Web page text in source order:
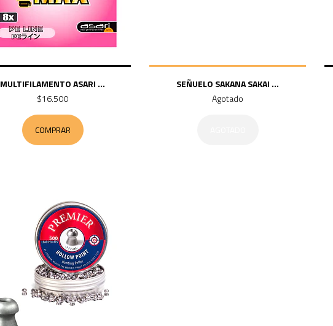
MULTIFILAMENTO ASARI ...
$16.500
COMPRAR
SEÑUELO SAKANA SAKAI ...
Agotado